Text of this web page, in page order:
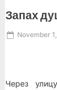
Запах
Posted
November
Через